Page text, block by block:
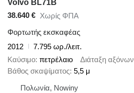
Volvo BL71B
38.640 € Χωρίς ΦΠΑ
Φορτωτής εκσκαφέας
2012
7.795 ωρ./λειτ.
Καύσιμο πετρέλαιο Διάταξη αξόνων
Βάθος σκαψίματος 5,5 μ
Πολωνία, Nowiny